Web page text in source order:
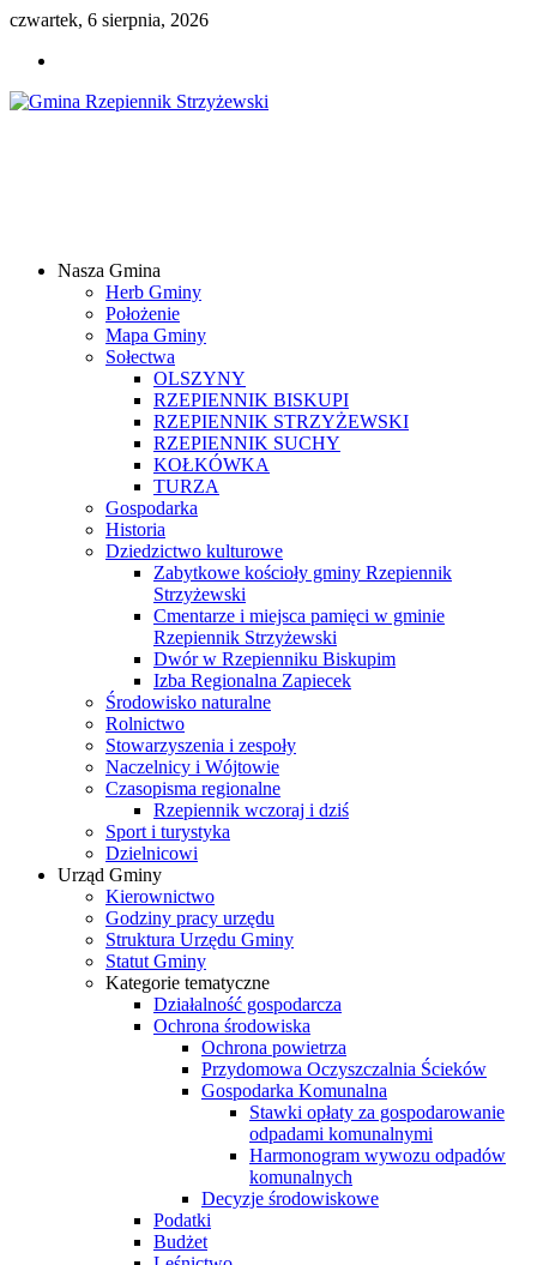
czwartek, 6 sierpnia, 2026
Samorządowy
Internetowy
Nasza Gmina
Herb Gminy
Położenie
Mapa Gminy
Sołectwa
OLSZYNY
RZEPIENNIK BISKUPI
RZEPIENNIK STRZYŻEWSKI
RZEPIENNIK SUCHY
KOŁKÓWKA
TURZA
Gospodarka
Historia
Dziedzictwo kulturowe
Zabytkowe kościoły gminy Rzepiennik
Strzyżewski
Cmentarze i miejsca pamięci w gminie
Rzepiennik Strzyżewski
Dwór w Rzepienniku Biskupim
Izba Regionalna Zapiecek
Środowisko naturalne
Rolnictwo
Stowarzyszenia i zespoły
Naczelnicy i Wójtowie
Czasopisma regionalne
Rzepiennik wczoraj i dziś
Sport i turystyka
Dzielnicowi
Urząd Gminy
Kierownictwo
Godziny pracy urzędu
Struktura Urzędu Gminy
Statut Gminy
Kategorie tematyczne
Działalność gospodarcza
Ochrona środowiska
Ochrona powietrza
Przydomowa Oczyszczalnia Ścieków
Gospodarka Komunalna
Stawki opłaty za gospodarowanie
odpadami komunalnymi
Harmonogram wywozu odpadów
komunalnych
Decyzje środowiskowe
Podatki
Budżet